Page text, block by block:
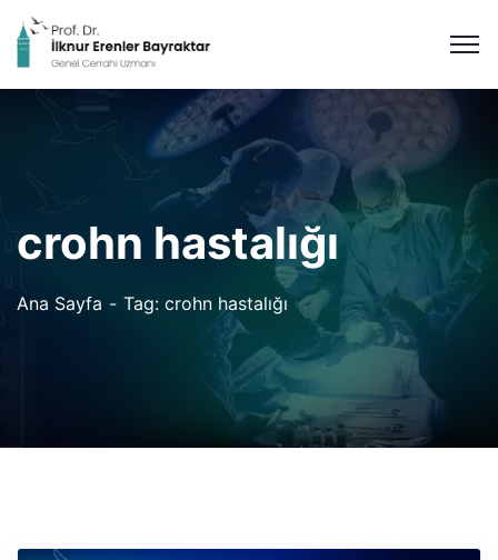
crohn hastalığı
Ana Sayfa Tag: crohn hastalığı